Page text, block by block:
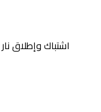
اشتباك وإطلاق